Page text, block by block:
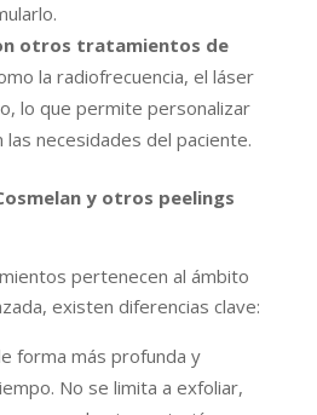
otros tratamientos de
la radiofrecuencia, el láser
lo que permite personalizar
necesidades del paciente.
y otros peelings
pertenecen al ámbito
existen diferencias clave:
forma más profunda y
No se limita a exfoliar,